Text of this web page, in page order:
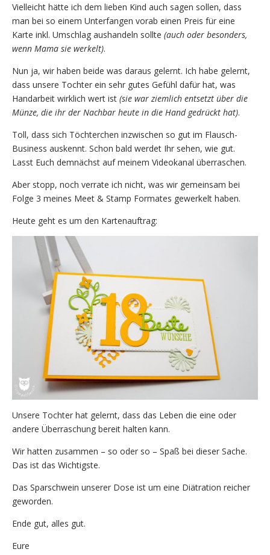
Vielleicht hätte ich dem lieben Kind auch sagen sollen, dass
man bei so einem Unterfangen vorab einen Preis für eine
Karte inkl. Umschlag aushandeln sollte (auch oder besonders,
wenn Mama sie werkelt).
Nun ja, wir haben beide was daraus gelernt. Ich habe gelernt,
dass unsere Tochter ein sehr gutes Gefühl dafür hat, was
Handarbeit wirklich wert ist (sie war ziemlich entsetzt über die
Münze, die ihr der Nachbar heute in die Hand gedrückt hat).
Toll, dass sich Töchterchen inzwischen so gut im Flausch-
Business auskennt. Schon bald werdet Ihr sehen, wie gut.
Lasst Euch demnächst auf meinem Videokanal überraschen.
Aber stopp, noch verrate ich nicht, was wir gemeinsam bei
Folge 3 meines Meet & Stamp Formates gewerkelt haben.
Heute geht es um den Kartenauftrag:
Unsere Tochter hat gelernt, dass das Leben die eine oder
andere Überraschung bereit halten kann.
Wir hatten zusammen – so oder so – Spaß bei dieser Sache.
Das ist das Wichtigste.
Das Sparschwein unserer Dose ist um eine Diätration reicher
geworden.
Ende gut, alles gut.
Eure